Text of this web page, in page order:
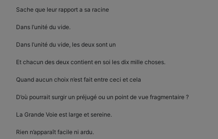
Sache que leur rapport a sa racine
Dans l’unité du vide.
Dans l’unité du vide, les deux sont un
Et chacun des deux contient en soi les dix mille choses.
Quand aucun choix n’est fait entre ceci et cela
D’où pourrait surgir un préjugé ou un point de vue fragmentaire ?
La Grande Voie est large et sereine.
Rien n’apparaît facile ni ardu.